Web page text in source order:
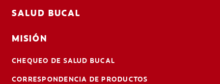
SALUD BUCAL
MISIÓN
CHEQUEO DE SALUD BUCAL
CORRESPONDENCIA DE PRODUCTOS